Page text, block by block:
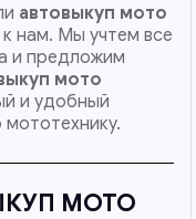
автовыкуп мото
нам. Мы учтем все
и предложим
мото
и удобный
МОТО